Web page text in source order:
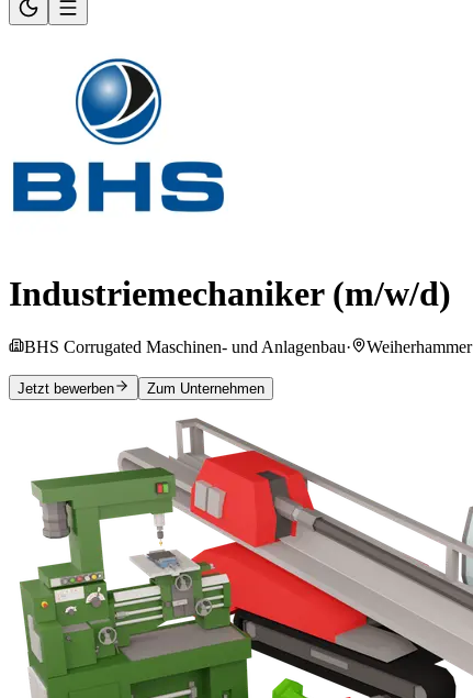
Industriemechaniker (m/w/d)
BHS Corrugated Maschinen- und Anlagenbau· Weiherhammer
Jetzt bewerben Zum Unternehmen